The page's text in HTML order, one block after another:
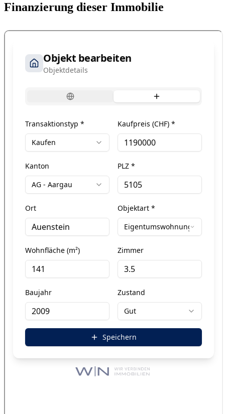
Finanzierung dieser Immobilie